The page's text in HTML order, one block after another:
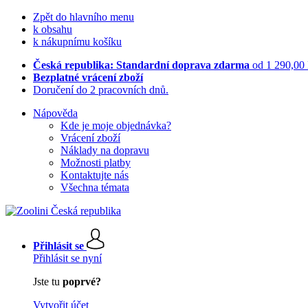
Zpět do hlavního menu
k obsahu
k nákupnímu košíku
Česká republika: Standardní doprava zdarma od 1 290,00
Bezplatné vrácení zboží
Doručení do 2 pracovních dnů.
Nápověda
Kde je moje objednávka?
Vrácení zboží
Náklady na dopravu
Možnosti platby
Kontaktujte nás
Všechna témata
Přihlásit se
Přihlásit se nyní
Jste tu poprvé?
Vytvořit účet